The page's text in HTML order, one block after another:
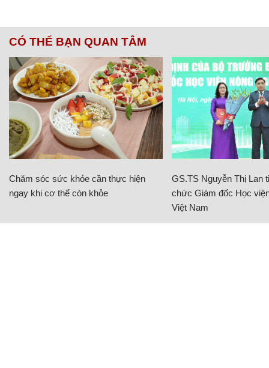
CÓ THỂ BẠN QUAN TÂM
Chăm sóc sức khỏe cần thực hiện
ngay khi cơ thể còn khỏe
GS.TS Nguyễn Thị Lan
chức Giám đốc Học
Việt Nam